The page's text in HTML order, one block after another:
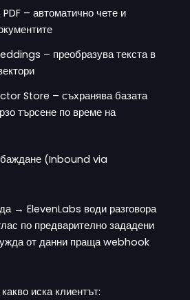
– автоматично чете и
– преобразува текста в
Store – съхранява базата
търсене по време на
(Inbound via
→ ElevenLabs води разговора
по предварително зададени
от данни праща webhook
иска клиентът: